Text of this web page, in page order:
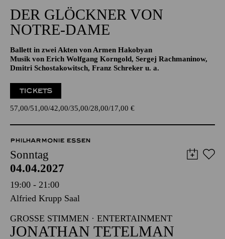
18:00 - 20:00
Aalto-Theater
DER GLÖCKNER­ VON
NOTRE-DAME
Musik von Erich Wolfgang Korngold, Sergej Rachmaninow,
Dmitri Schostakowitsch, Franz Schreker u. a.
57,00 51,00 42,00 35,00
PHILHARMONIE ESSEN
Sonntag
04.04.2027
19:00 - 21:00
Alfried Krupp Saal